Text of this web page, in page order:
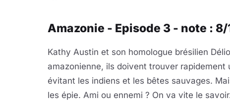
Amazonie - Episode 3 - note : 8/
Kathy Austin et son homologue brésilien
amazonienne, ils doivent trouver
évitant les indiens et les bêtes sauvages.
les épie. Ami ou ennemi ? On va vite le